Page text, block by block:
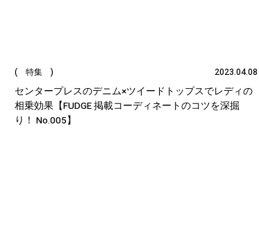
( 特集 ) 2023.04.08
センタープレスのデニム×ツイードトップスでレディの
相乗効果【FUDGE 掲載コーディネートのコツを深掘
り！ No.005】